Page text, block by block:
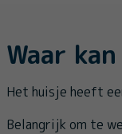
Waar
Het huisje heeft
Belangrijk om te